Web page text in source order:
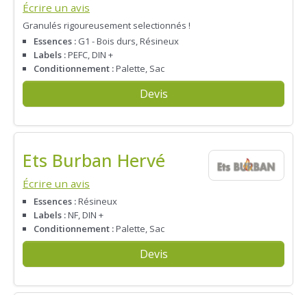
Écrire un avis
Granulés rigoureusement selectionnés !
Essences : G1 - Bois durs, Résineux
Labels :PEFC, DIN +
Conditionnement :Palette, Sac
Devis
Ets Burban Hervé
Écrire un avis
Essences :Résineux
Labels :NF, DIN +
Conditionnement :Palette, Sac
Devis